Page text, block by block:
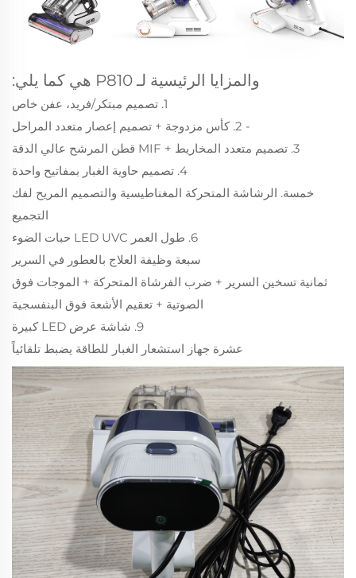
والمزايا الرئيسية لـ P810 هي كما يلي:
1. تصميم مبتكر/فريد، عفن خاص
- 2. كأس مزدوجة + تصميم إعصار متعدد المراحل
3. تصميم متعدد المخاريط + MIF قطن المرشح عالي الدقة
4. تصميم حاوية الغبار بمفاتيح واحدة
خمسة. الرشاشة المتحركة المغناطيسية والتصميم المريح لفك
التجميع
6. طول العمر LED UVC حبات الضوء
سبعة وظيفة العلاج بالعطور في السرير
ثمانية تسخين السرير + ضرب الفرشاة المتحركة + الموجات فوق
الصوتية + تعقيم الأشعة فوق البنفسجية
9. شاشة عرض LED كبيرة
عشرة جهاز استشعار الغبار للطاقة يضبط تلقائياً